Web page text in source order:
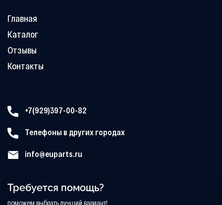
Главная
Каталог
Отзывы
Контакты
+7(929)397-00-82
Телефоны в других городах
info@euparts.ru
Требуется помощь?
поможем выбрать лучший вариант!